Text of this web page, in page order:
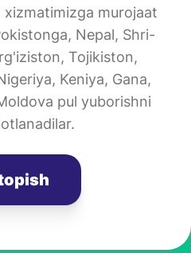
murojaat
Nepal, Shri-
Tojikiston,
Keniya, Gana,
pul yuborishni